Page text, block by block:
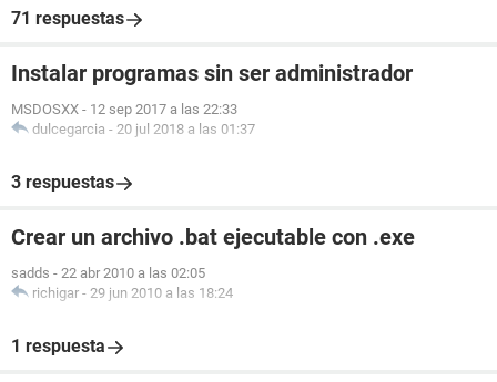
71 respuestas
Instalar programas sin ser administrador
MSDOSXX - 12 sep 2017 a las 22:33
dulcegarcia - 20 jul 2018 a las 01:37
3 respuestas
Crear un archivo .bat ejecutable con .exe
sadds - 22 abr 2010 a las 02:05
richigar - 29 jun 2010 a las 18:24
1 respuesta